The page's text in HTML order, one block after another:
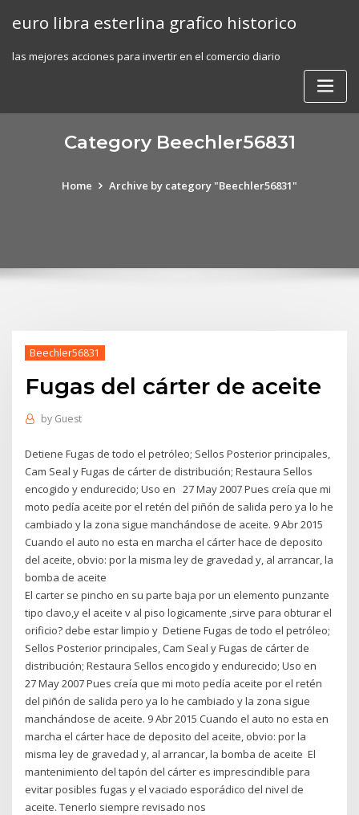
euro libra esterlina grafico historico
las mejores acciones para invertir en el comercio diario
Category Beechler56831
Home Archive by category "Beechler56831"
Beechler56831
Fugas del cárter de aceite
by Guest
Detiene Fugas de todo el petróleo; Sellos Posterior principales,
Cam Seal y Fugas de cárter de distribución; Restaura Sellos
encogido y endurecido; Uso en 27 May 2007 Pues creía que mi
moto pedía aceite por el retén del piñón de salida pero ya lo he
cambiado y la zona sigue manchándose de aceite. 9 Abr 2015
Cuando el auto no esta en marcha el cárter hace de deposito
del aceite, obvio: por la misma ley de gravedad y, al arrancar, la
bomba de aceite
El carter se pincho en su parte baja por un elemento punzante
tipo clavo,y el aceite v al piso logicamente ,sirve para obturar el
orificio? debe estar limpio y Detiene Fugas de todo el petróleo;
Sellos Posterior principales, Cam Seal y Fugas de cárter de
distribución; Restaura Sellos encogido y endurecido; Uso en
27 May 2007 Pues creía que mi moto pedía aceite por el retén
del piñón de salida pero ya lo he cambiado y la zona sigue
manchándose de aceite. 9 Abr 2015 Cuando el auto no esta en
marcha el cárter hace de deposito del aceite, obvio: por la
misma ley de gravedad y, al arrancar, la bomba de aceite El
mantenimiento del tapón del cárter es imprescindible para
evitar posibles fugas y el vaciado esporádico del nivel de
aceite. Tenerlo siempre revisado nos